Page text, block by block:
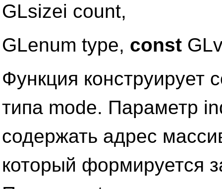
GLsizei count,
GLenum type, const
Функция конструирует
типа mode. Параметр
содержать адрес
который формируется